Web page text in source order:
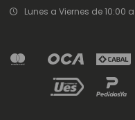
Lunes a Viernes de 10:00